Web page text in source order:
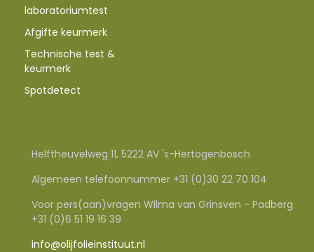
laboratoriumtest
Afgifte keurmerk
Technische test &
keurmerk
Spotdetect
Helftheuvelweg 11, 5222 AV 's-Hertogenbosch
Algemeen telefoonnummer +31 (0)30 22 70 104
Voor pers(aan)vragen Wilma van Grinsven - Padberg
+31 (0)6 51 19 16 39
info@olijfolieinstituut.nl